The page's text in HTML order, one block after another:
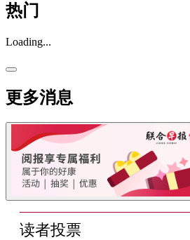
热门
Loading...
更多消息